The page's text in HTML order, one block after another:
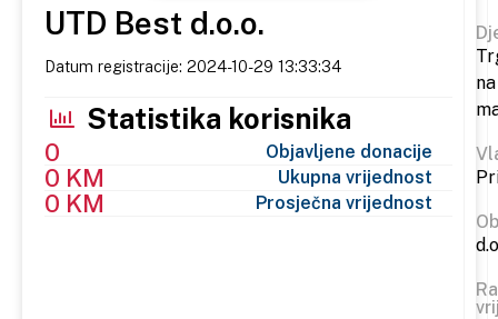
UTD Best d.o.o.
Datum registracije: 2024-10-29 13:33:34
Statistika korisnika
0 Objavljene donacije
0 KM Ukupna vrijednost
0 KM Prosječna vrijednost
na